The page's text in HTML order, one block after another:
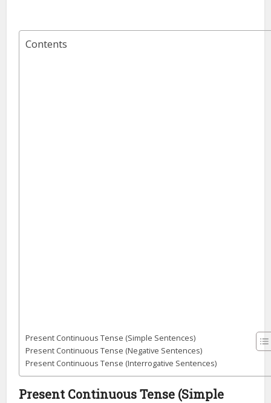
Contents
Present Continuous Tense (Simple Sentences)
Present Continuous Tense (Negative Sentences)
Present Continuous Tense (Interrogative Sentences)
Present Continuous Tense (Simple